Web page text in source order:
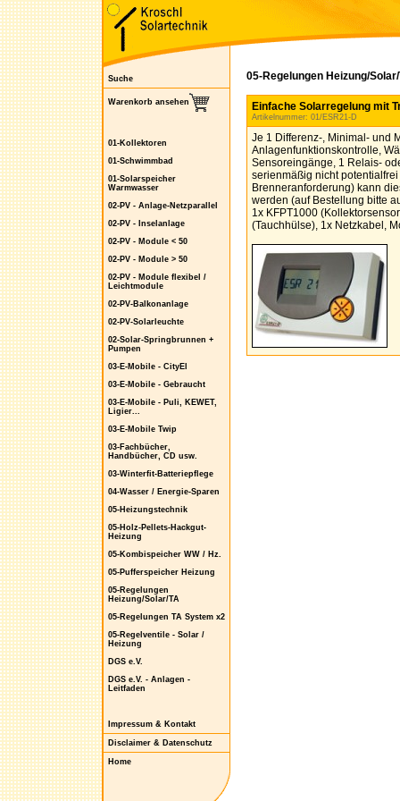
Suche
Warenkorb ansehen
01-Kollektoren
01-Schwimmbad
01-Solarspeicher
Warmwasser
02-PV - Anlage-Netzparallel
02-PV - Inselanlage
02-PV - Module < 50
02-PV - Module > 50
02-PV - Module flexibel /
Leichtmodule
02-PV-Balkonanlage
02-PV-Solarleuchte
02-Solar-Springbrunnen +
Pumpen
03-E-Mobile - CityEl
03-E-Mobile - Gebraucht
03-E-Mobile - Puli, KEWET,
Ligier...
03-E-Mobile Twip
03-Fachbücher,
Handbücher, CD usw.
03-Winterfit-Batteriepflege
04-Wasser / Energie-Sparen
05-Heizungstechnik
05-Holz-Pellets-Hackgut-
Heizung
05-Kombispeicher WW / Hz.
05-Pufferspeicher Heizung
05-Regelungen
Heizung/Solar/TA
05-Regelungen TA System x2
05-Regelventile - Solar /
Heizung
DGS e.V.
DGS e.V. - Anlagen -
Leitfaden
Impressum & Kontakt
Disclaimer & Datenschutz
Home
05-Regelungen Heizung/
Einfache Solarregelung mit
Artikelnummer: 01/ESR21-D
Je 1 Differenz-, Minimal- und
Anlagenfunktionskontrolle,
Sensoreingänge, 1 Relais-
serienmäßig nicht
Brenneranforderung) kann
werden (auf Bestellung bitte
1x KFPT1000
(Tauchhülse), 1x Netzkabel,